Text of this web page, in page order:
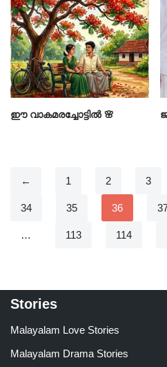
ഈ വാകമരച്ചോട്ടിൽ 🌸
← 1 2 3
34 35 36
… 113 114
Stories
Malayalam Love Stories
Malayalam Drama Stories